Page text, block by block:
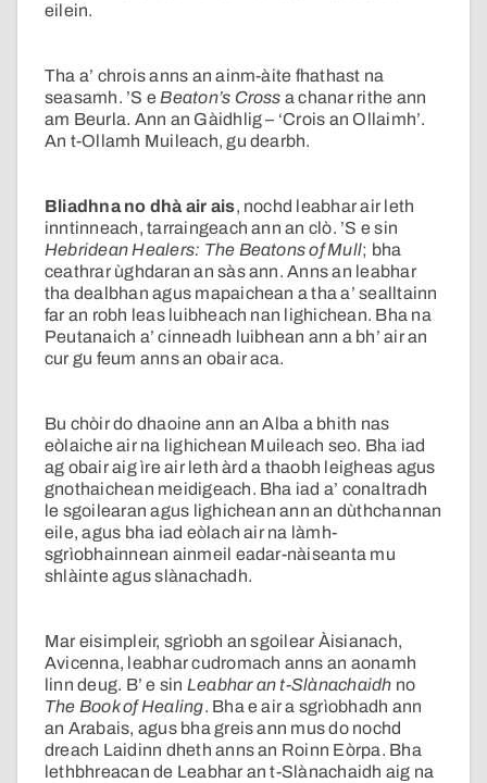
eilein.
Tha a’ chrois anns an ainm-àite fhathast na
seasamh. ’S eBeaton’s Cross a chanar rithe ann
am Beurla. Ann an Gàidhlig – ‘Crois an Ollaimh’.
An t-Ollamh Muileach, gu dearbh.
Bliadhna no dhà air ais, nochd leabhar air leth
inntinneach, tarraingeach ann an clò. ’S e sin
Hebridean Healers: The Beatons of Mull; bha
ceathrar ùghdaran an sàs ann. Anns an leabhar
tha dealbhan agus mapaichean a tha a’ sealltainn
far an robh leas luibheach nan lighichean. Bha na
Peutanaich a’ cinneadh luibhean ann a bh’ air an
cur gu feum anns an obair aca.
Bu chòir do dhaoine ann an Alba a bhith nas
eòlaiche air na lighichean Muileach seo. Bha iad
ag obair aig ìre air leth àrd a thaobh leigheas agus
gnothaichean meidigeach. Bha iad a’ conaltradh
le sgoilearan agus lighichean ann an dùthchannan
eile, agus bha iad eòlach air na làmh-
sgrìobhainnean ainmeil eadar-nàiseanta mu
shlàinte agus slànachadh.
Mar eisimpleir, sgrìobh an sgoilear Àisianach,
Avicenna, leabhar cudromach anns an aonamh
linn deug. B’ e sin Leabhar an t-Slànachaidh no
The Book of Healing. Bha e air a sgrìobhadh ann
an Arabais, agus bha greis ann mus do nochd
dreach Laidinn dheth anns an Roinn Eòrpa. Bha
lethbhreacan de Leabhar an t-Slànachaidh aig na